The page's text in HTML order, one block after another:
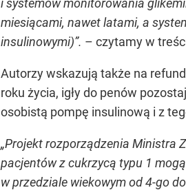
i systemów monitorowania
miesiącami, nawet latami, a
insulinowymi)”. – czytamy w
Autorzy wskazują także na
roku życia, igły do penów
osobistą pompę insulinową i z
„Projekt rozporządzenia Ministra
pacjentów z cukrzycą typu 1
w przedziale wiekowym od 4-go